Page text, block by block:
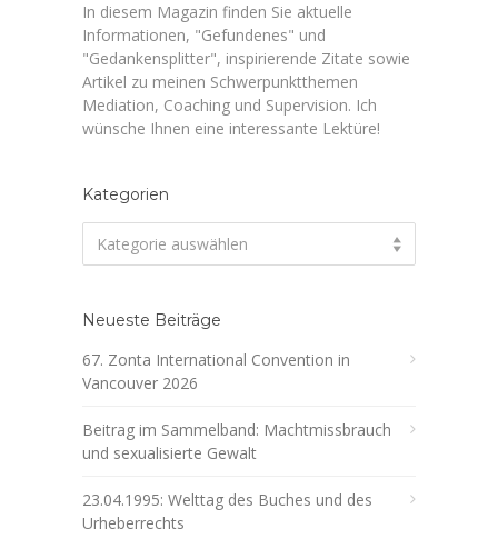
In diesem Magazin finden Sie aktuelle
Informationen, "Gefundenes" und
"Gedankensplitter", inspirierende Zitate sowie
Artikel zu meinen Schwerpunktthemen
Mediation, Coaching und Supervision. Ich
wünsche Ihnen eine interessante Lektüre!
Kategorien
Kategorie auswählen
Neueste Beiträge
67. Zonta International Convention in
Vancouver 2026
Beitrag im Sammelband: Machtmissbrauch
und sexualisierte Gewalt
23.04.1995: Welttag des Buches und des
Urheberrechts